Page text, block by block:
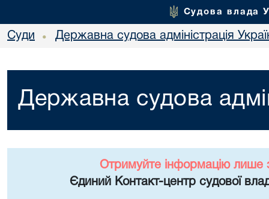
Судова влада
Суди • Державна судова адміністрація
Державна судова
Отримуйте інформацію лише
Єдиний Контакт-центр судової